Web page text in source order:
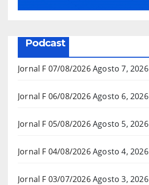
Podcast
Jornal F 07/08/2026Agosto 7, 2026
Jornal F 06/08/2026Agosto 6, 2026
Jornal F 05/08/2026Agosto 5, 2026
Jornal F 04/08/2026Agosto 4, 2026
Jornal F 03/07/2026Agosto 3, 2026